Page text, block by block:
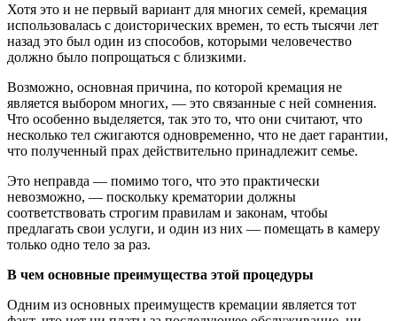
Хотя это и не первый вариант для многих семей, кремация
использовалась с доисторических времен, то есть тысячи лет
назад это был один из способов, которыми человечество
должно было попрощаться с близкими.
Возможно, основная причина, по которой кремация не
является выбором многих, — это связанные с ней сомнения.
Что особенно выделяется, так это то, что они считают, что
несколько тел сжигаются одновременно, что не дает гарантии,
что полученный прах действительно принадлежит семье.
Это неправда — помимо того, что это практически
невозможно, — поскольку крематории должны
соответствовать строгим правилам и законам, чтобы
предлагать свои услуги, и один из них — помещать в камеру
только одно тело за раз.
В чем основные преимущества этой процедуры
Одним из основных преимуществ кремации является тот